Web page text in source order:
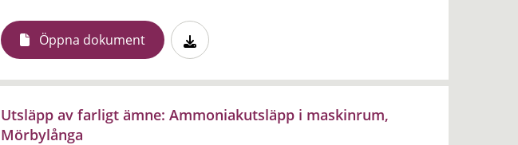
Öppna dokument
Utsläpp av farligt ämne: Ammoniakutsläpp i maskinrum,
Mörbylånga